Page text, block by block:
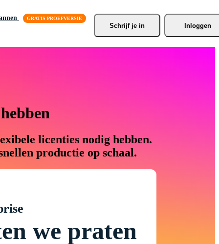
Schrijf je in Inloggen
licenties nodig hebben.
productie op schaal.
we praten